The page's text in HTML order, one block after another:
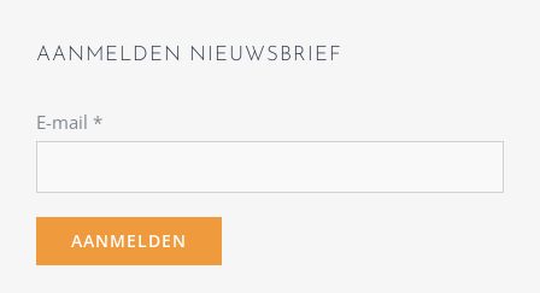
AANMELDEN NIEUWSBRIEF
E-mail *